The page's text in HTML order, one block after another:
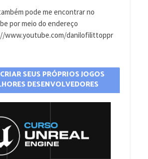
pode me encontrar no
por meio do endereço
www.youtube.com/danilofilittoppr
SEUS PRÓPRIOS JOGOS
DESENVOLVEDORES